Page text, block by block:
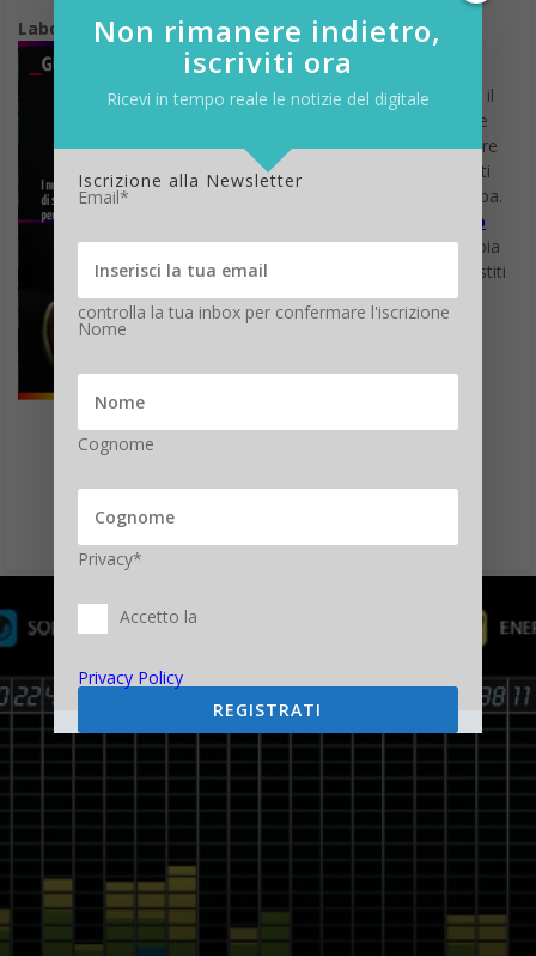
Laboratorio Stampa
“Stampare Conviene”
Si può risparmiare anche il
30% sui costi di stampa e
soprattutto si può scoprire
quali siano davvero i costi
aziendali legati alla stampa.
Partecipa al Seminario
e ritiraGRATISla tua copia
ai Servizi Gestiti
di Stampa
Arena App&Cloud
Non rimanere indietro,
iscriviti ora
Ricevi in tempo reale le notizie del digitale
Iscrizione alla Newsletter
Email*
controlla la tua inbox per confermare l'iscrizione
Nome
Cognome
Privacy*
Accetto la
Privacy Policy
REGISTRATI